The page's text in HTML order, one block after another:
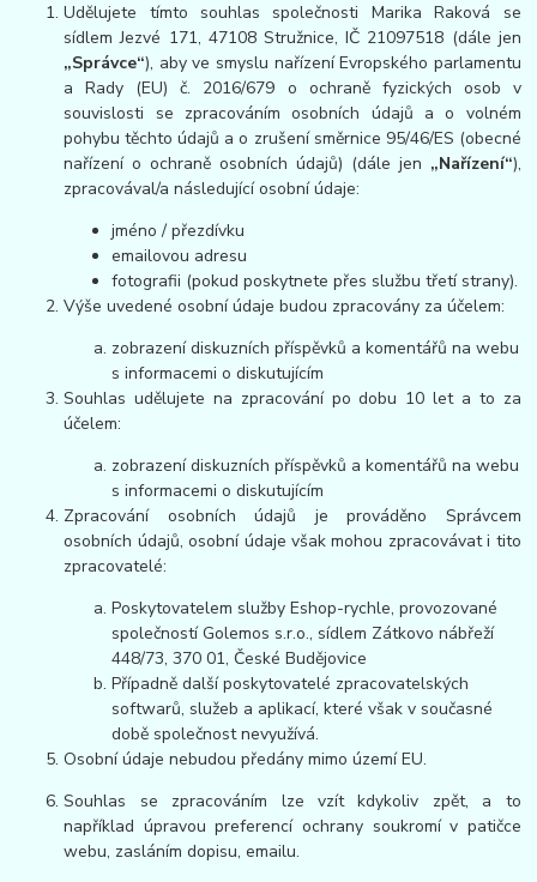
Udělujete tímto souhlas společnosti Marika Raková se
sídlem Jezvé 171, 47108 Stružnice, IČ 21097518 (dále jen
„Správce“), aby ve smyslu nařízení Evropského parlamentu
a Rady (EU) č. 2016/679 o ochraně fyzických osob v
souvislosti se zpracováním osobních údajů a o volném
pohybu těchto údajů a o zrušení směrnice 95/46/ES (obecné
nařízení o ochraně osobních údajů) (dále jen „Nařízení“),
zpracovával/a následující osobní údaje:
jméno / přezdívku
emailovou adresu
fotografii (pokud poskytnete přes službu třetí strany).
Výše uvedené osobní údaje budou zpracovány za účelem:
zobrazení diskuzních příspěvků a komentářů na webu
s informacemi o diskutujícím
Souhlas udělujete na zpracování po dobu 10 let a to za
účelem:
zobrazení diskuzních příspěvků a komentářů na webu
s informacemi o diskutujícím
Zpracování osobních údajů je prováděno Správcem
osobních údajů, osobní údaje však mohou zpracovávat i tito
zpracovatelé:
Poskytovatelem služby Eshop-rychle, provozované
společností Golemos s.r.o., sídlem Zátkovo nábřeží
448/73, 370 01, České Budějovice
Případně další poskytovatelé zpracovatelských
softwarů, služeb a aplikací, které však v současné
době společnost nevyužívá.
Osobní údaje nebudou předány mimo území EU.
Souhlas se zpracováním lze vzít kdykoliv zpět, a to
například úpravou preferencí ochrany soukromí v patičce
webu, zasláním dopisu, emailu.